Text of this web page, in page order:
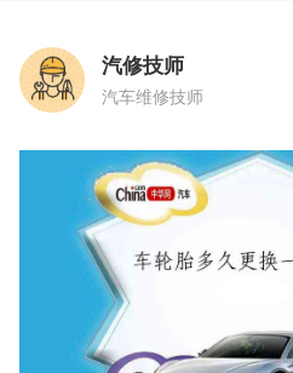
汽修技师
汽车维修技师